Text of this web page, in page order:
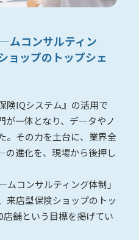
ムコンサルティン
ョップのトップシェ
険IQシステム』の活用で
が一体となり、デ―タやノ
。その力を土台に、業界全
進化を、現場から後押し
コンサルティング体制」
来店型保険ショップのトッ
店舗という目標を掲げてい